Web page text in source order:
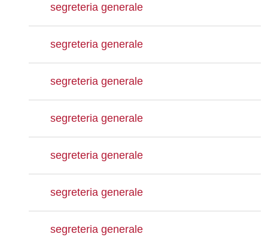
segreteria generale
segreteria generale
segreteria generale
segreteria generale
segreteria generale
segreteria generale
segreteria generale